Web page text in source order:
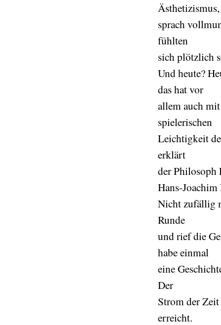
sprach
fühlten
sich plötzlich
Und heute?
das hat vor
allem auch
spielerischen
Leichtigkeit
erklärt
der Philosoph
Hans-Joachim
Nicht zufällig
Runde
und rief die
habe einmal
eine
Der
Strom der
erreicht.